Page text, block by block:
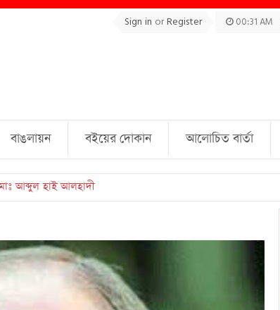
Sign in orRegister 00:31 AM
বাঙলায়ন বইয়ের দোকান আলোচিত বার্তা